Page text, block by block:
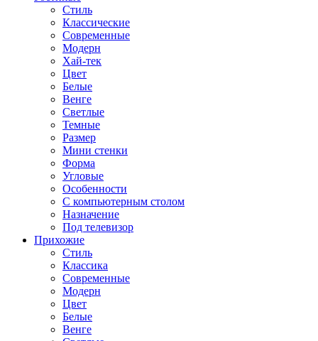
Стиль
Классические
Современные
Модерн
Хай-тек
Цвет
Белые
Венге
Светлые
Темные
Размер
Мини стенки
Форма
Угловые
Особенности
С компьютерным столом
Назначение
Под телевизор
Прихожие
Стиль
Классика
Современные
Модерн
Цвет
Белые
Венге